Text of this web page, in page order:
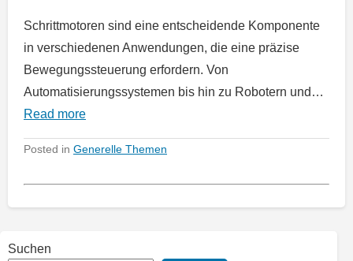
Schrittmotoren sind eine entscheidende Komponente
in verschiedenen Anwendungen, die eine präzise
Bewegungssteuerung erfordern. Von
Automatisierungssystemen bis hin zu Robotern und…
Read more
Posted in Generelle Themen
Suchen